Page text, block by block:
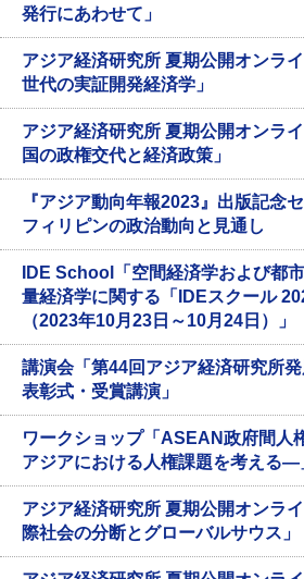
発行にあわせて」
アジア経済研究所 夏期公開オンラ
世代の実証開発経済学」
アジア経済研究所 夏期公開オンラ
国の政権交代と経済政策」
『アジア動向年報2023』出版記念
フィリピンの政治動向と見通し
IDE School「空間経済学および都
量経済学に関する「IDEスクール
（2023年10月23日～10月24日）」
講演会「第44回アジア経済研究所
表彰式・受賞講演」
ワークショップ「ASEAN政府間
アジアにおける人権課題を考える―
アジア経済研究所 夏期公開オンラ
際社会の分断とグローバルサウス」